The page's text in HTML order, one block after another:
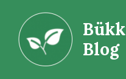
tartalomba
Blog